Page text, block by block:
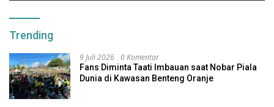
Trending
9 Juli 2026 0 Komentar
Fans Diminta Taati Imbauan saat Nobar Piala
Dunia di Kawasan Benteng Oranje